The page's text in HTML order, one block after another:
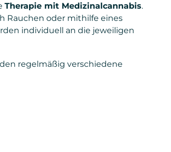
Therapie mit Medizinalcannabis.
Rauchen oder mithilfe eines
individuell an die jeweiligen
regelmäßig verschiedene